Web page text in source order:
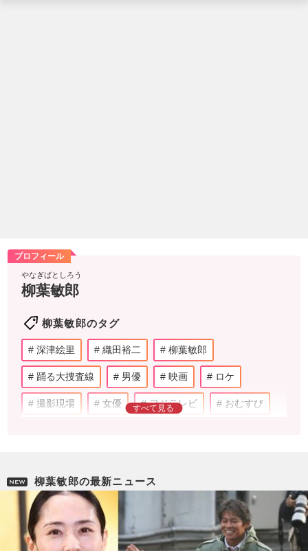
プロフィール
やなぎばとしろう
柳葉敏郎
柳葉敏郎のタグ
深津絵里 織田裕二 柳葉敏郎
踊る大捜査線 男優 映画 ロケ
撮影現場 女優 フジテレビ おむすび
橋本環奈 神木隆之介
福原遥 大森南朋 小泉今日子
浅野温子 中井貴一 唐田えりか せいや
柳葉敏郎の最新ニュース